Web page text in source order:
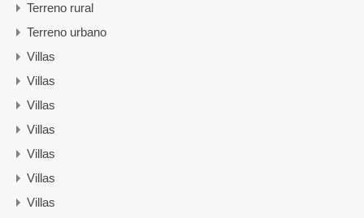
Terreno rural
Terreno urbano
Villas
Villas
Villas
Villas
Villas
Villas
Villas